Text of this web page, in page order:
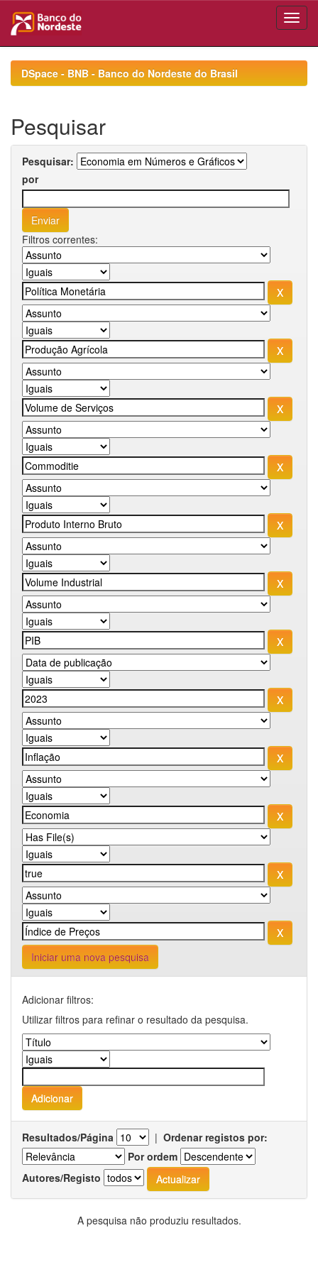
navigationDSpace - BNB - Banco do Nordeste do Brasil
Pesquisar
Pesquisar:
por
Filtros correntes:
Iniciar uma nova pesquisa
Adicionar filtros:
Utilizar filtros para refinar o resultado da pesquisa.
Resultados/Página | Ordenar registos por:
Por ordem
Autores/Registo
A pesquisa não produziu resultados.